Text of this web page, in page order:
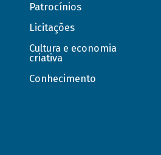
Patrocínios
Licitações
Cultura e economia
criativa
Conhecimento